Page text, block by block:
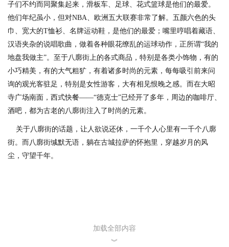
子们不约而同聚集起来，滑板车、足球、花式篮球是他们的最爱。
他们年纪虽小，但对NBA、欧洲五大联赛非常了解。五颜六色的头
巾、宽大的T恤衫、名牌运动鞋，是他们的最爱；嘴里哼唱着藏语、
汉语夹杂的说唱歌曲，做着各种眼花缭乱的运球动作，正所谓“我的
地盘我做主”。至于八廓街上的各式商品，特别是各类小饰物，有的
小巧精美，有的大气粗犷，有着诸多时尚的元素，每每吸引前来问
询的观光客驻足，特别是女性游客，大有相见恨晚之感。而在大昭
寺广场南面，西式快餐——“德克士”已经开了多年，周边的咖啡厅、
酒吧，都为古老的八廓街注入了时尚的元素。
关于八廓街的话题，让人欲说还休，一千个人心里有一千个八廓
街。而八廓街缄默无语，躺在古城拉萨的怀抱里，穿越岁月的风
尘，守望千年。
加载全部内容
︾